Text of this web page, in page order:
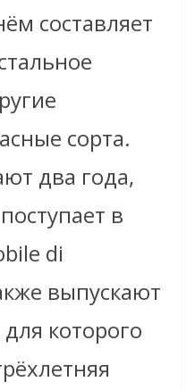
составляет
сорта.
два года,
в
di
выпускают
которого